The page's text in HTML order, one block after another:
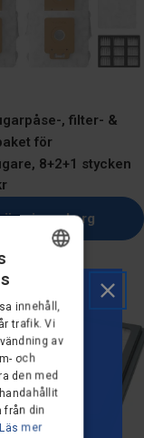
, filter- &
för
8+2+1 stycken
i varukorg
innehåll,
trafik. Vi
av
och
den med
från din
Läs mer
%